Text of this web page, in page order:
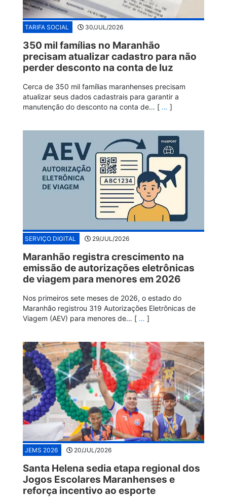
TARIFA SOCIAL 30/JUL/2026
350 mil famílias no Maranhão
precisam atualizar cadastro para não
perder desconto na conta de luz
Cerca de 350 mil famílias maranhenses precisam
atualizar seus dados cadastrais para garantir a
manutenção do desconto na conta de… [ … ]
SERVIÇO DIGITAL 29/JUL/2026
Maranhão registra crescimento na
emissão de autorizações eletrônicas
de viagem para menores em 2026
Nos primeiros sete meses de 2026, o estado do
Maranhão registrou 319 Autorizações Eletrônicas de
Viagem (AEV) para menores de… [ … ]
JEMS 2026 20/JUL/2026
Santa Helena sedia etapa regional dos
Jogos Escolares Maranhenses e
reforça incentivo ao esporte